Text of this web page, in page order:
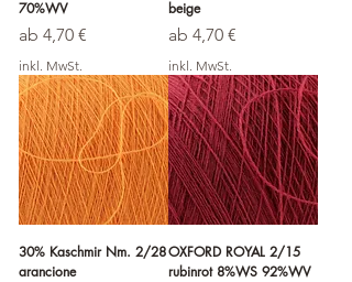
70%WV
ab 4,70 €
Sale-Preis
inkl. MwSt.
beige
ab 4,70 €
Sale-Preis
inkl. MwSt.
30% Kaschmir Nm. 2/28
arancione
OXFORD ROYAL 2/15
rubinrot 8%WS 92%WV